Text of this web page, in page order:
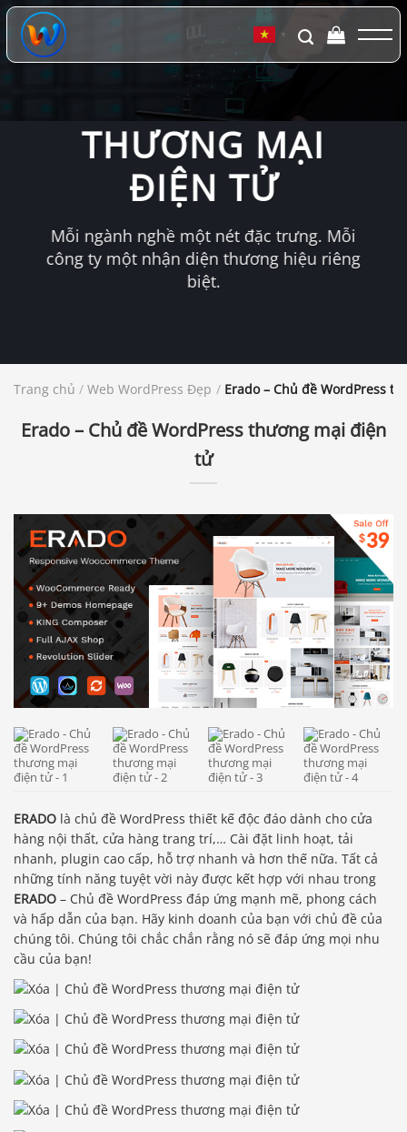
Chuyển
đến
dung
▼
THƯƠNG MẠI
ĐIỆN TỬ
Mỗi ngành nghề một nét đặc trưng. Mỗi
công ty một nhận diện thương hiệu riêng
biệt.
Trang chủ / Web WordPress Đẹp / Erado – Chủ đề WordPress
Erado – Chủ đề WordPress thương mại điện
tử
ERADO là chủ đề WordPress thiết kế độc đáo dành cho cửa
hàng nội thất, cửa hàng trang trí,… Cài đặt linh hoạt, tải
nhanh, plugin cao cấp, hỗ trợ nhanh và hơn thế nữa. Tất cả
những tính năng tuyệt vời này được kết hợp với nhau trong
ERADO – Chủ đề WordPress đáp ứng mạnh mẽ, phong cách
và hấp dẫn của bạn. Hãy kinh doanh của bạn với chủ đề của
chúng tôi. Chúng tôi chắc chắn rằng nó sẽ đáp ứng mọi nhu
cầu của bạn!